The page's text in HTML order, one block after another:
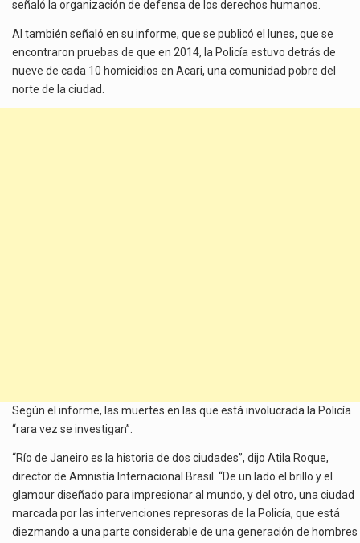
señaló la organización de defensa de los derechos humanos.
AI también señaló en su informe, que se publicó el lunes, que se
encontraron pruebas de que en 2014, la Policía estuvo detrás de
nueve de cada 10 homicidios en Acari, una comunidad pobre del
norte de la ciudad.
Según el informe, las muertes en las que está involucrada la Policía
“rara vez se investigan”.
“Río de Janeiro es la historia de dos ciudades”, dijo Atila Roque,
director de Amnistía Internacional Brasil. “De un lado el brillo y el
glamour diseñado para impresionar al mundo, y del otro, una ciudad
marcada por las intervenciones represoras de la Policía, que está
diezmando a una parte considerable de una generación de hombres